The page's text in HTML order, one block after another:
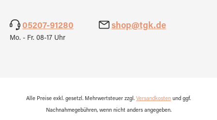
05207-91280 shop@tgk.de
Mo. - Fr. 08-17 Uhr
Alle Preise exkl. gesetzl. Mehrwertsteuer zzgl. Versandkosten und ggf.
Nachnahmegebühren, wenn nicht anders angegeben.